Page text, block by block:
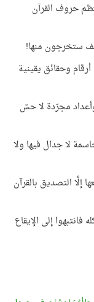
حروف القرآن
ستخرجون منها!
وحقائق يقينية
وأعداد مجرّدة لا حسّ
لا جدال فيها ولا
التصديق بالقرآن
إلى الإيقاع